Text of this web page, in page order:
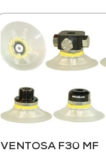
VENTOSA F30 MF